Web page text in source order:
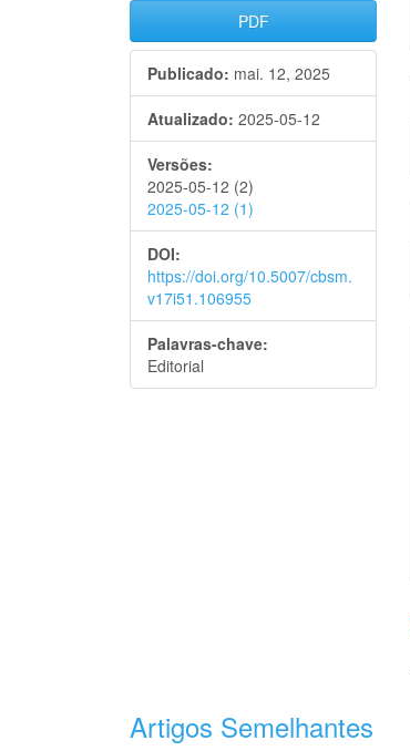
PDF
Publicado: mai. 12, 2025
Atualizado: 2025-05-12
Versões:
2025-05-12 (2)
2025-05-12 (1)
DOI:
https://doi.org/10.5007/cbsm.
v17i51.106955
Palavras-chave:
Editorial
Artigos Semelhantes